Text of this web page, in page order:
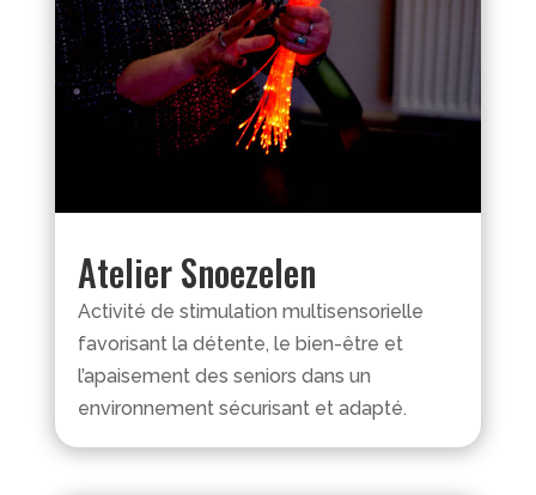
Atelier Snoezelen
Activité de stimulation multisensorielle
favorisant la détente, le bien-être et
l’apaisement des seniors dans un
environnement sécurisant et adapté.